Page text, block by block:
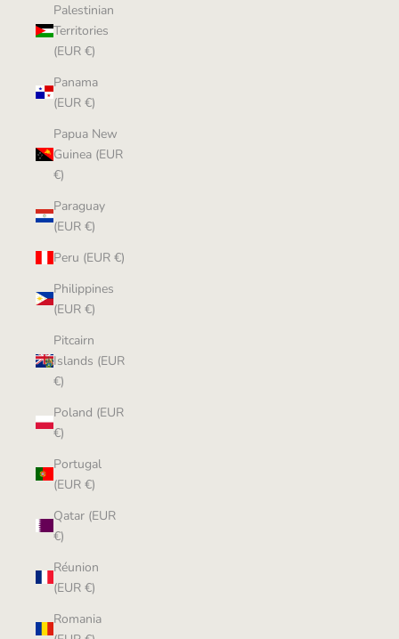
Palestinian
Territories
(EUR €)
Panama
(EUR €)
Papua New
Guinea (EUR
€)
Paraguay
(EUR €)
Peru (EUR €)
Philippines
(EUR €)
Pitcairn
Islands (EUR
€)
Poland (EUR
€)
Portugal
(EUR €)
Qatar (EUR
€)
Réunion
(EUR €)
Romania